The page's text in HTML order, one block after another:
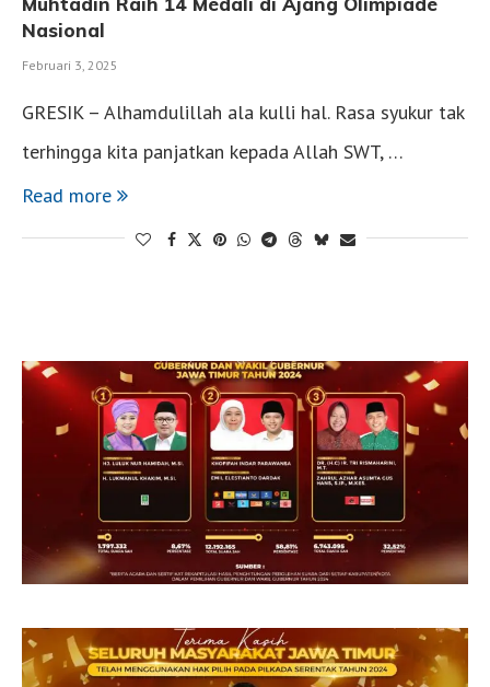
Nasional
Februari 3, 2025
GRESIK – Alhamdulillah ala kulli hal. Rasa syukur tak
terhingga kita panjatkan kepada Allah SWT, …
Read more